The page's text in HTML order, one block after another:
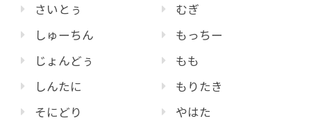
さいとぅ
しゅーちん
じょんどぅ
しんたに
そにどり
むぎ
もっちー
もも
もりたき
やはた